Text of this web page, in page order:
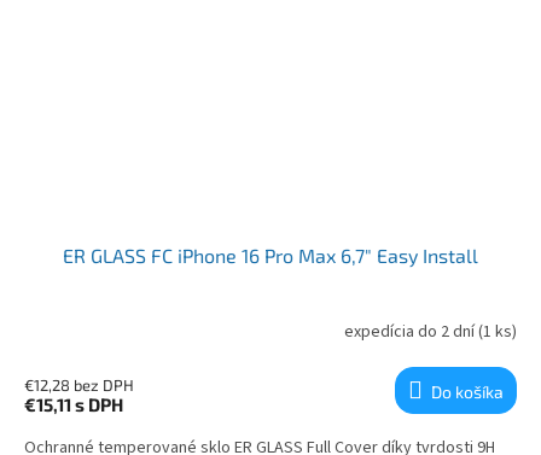
ER GLASS FC iPhone 16 Pro Max 6,7" Easy Install
expedícia do 2 dní(1 ks)
€12,28 bez DPH
€15,11 s DPH
Do košíka
Ochranné temperované sklo ER GLASS Full Cover díky tvrdosti 9H